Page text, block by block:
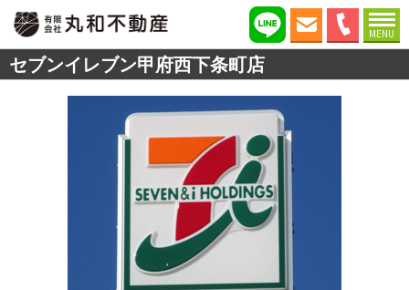
MENU
セブンイレブン甲府西下条町店